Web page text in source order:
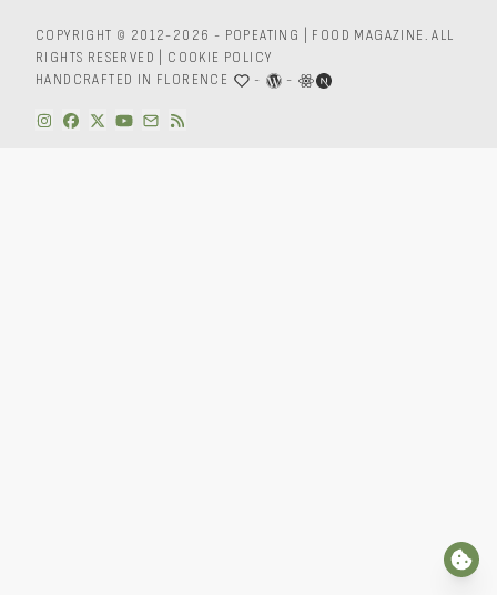
COPYRIGHT © 2012-2026 - POPEATING | FOOD MAGAZINE.ALL
RIGHTS RESERVED
COOKIE POLICY
HANDCRAFTED IN FLORENCE
- -